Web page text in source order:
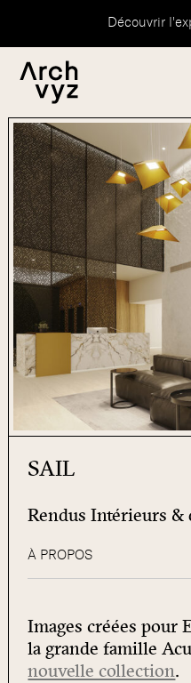
Découvrir
SAIL
Rendus Intérieurs &
À PROPOS
Images créées pour
la grande famille
nouvelle collection.